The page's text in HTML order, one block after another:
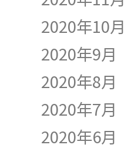
2020年10月
2020年9月
2020年8月
2020年7月
2020年6月